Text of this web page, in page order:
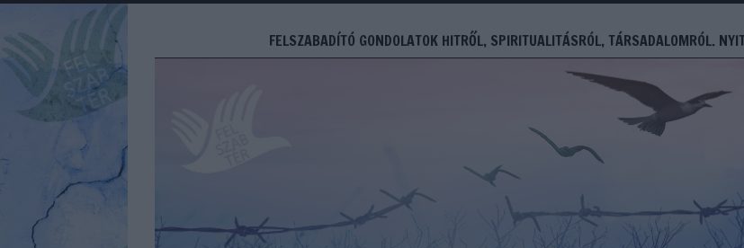
FELSZABADÍTÓ GONDOLATOK HITRŐL, SPIRITUALITÁSRÓL, TÁRSADALOMRÓL.